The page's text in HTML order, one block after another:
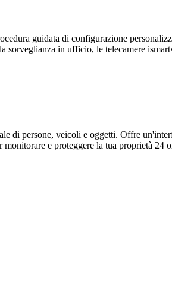
guidata di configurazione
sorveglianza in ufficio, le telecamere
di persone, veicoli e oggetti. Offre
e proteggere la tua proprietà 24